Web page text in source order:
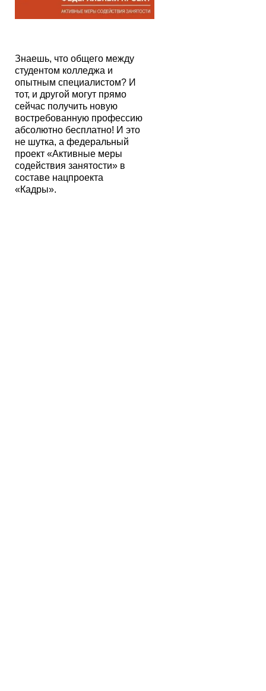
Знаешь, что общего между
студентом колледжа и
опытным специалистом? И
тот, и другой могут прямо
сейчас получить новую
востребованную профессию
абсолютно бесплатно! И это
не шутка, а федеральный
проект «Активные меры
содействия занятости» в
составе нацпроекта
«Кадры».